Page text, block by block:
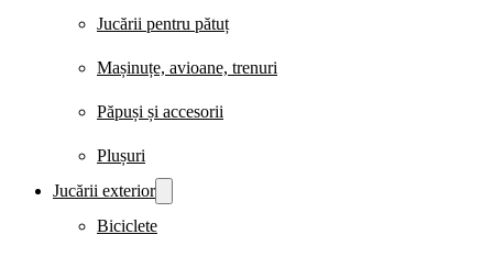
Jucării pentru pătuț
Mașinuțe, avioane, trenuri
Păpuși și accesorii
Plușuri
Jucării exterior
Biciclete